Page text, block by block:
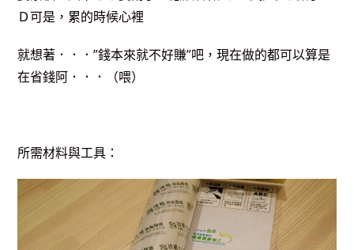
Ｄ可是，累的時候心裡
就想著．．．”錢本來就不好賺”吧，現在做的都可以算是
在省錢阿．．．（喂）
所需材料與工具：